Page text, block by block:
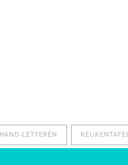
HAND-LETTEREN KEUKENTAFEL